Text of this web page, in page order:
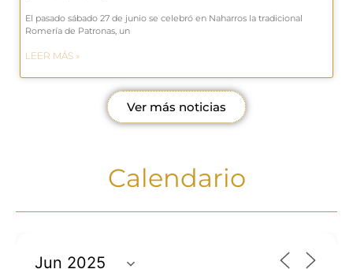
El pasado sábado 27 de junio se celebró en Naharros la tradicional
Romería de Patronas, un
LEER MÁS »
Ver más noticias
Calendario